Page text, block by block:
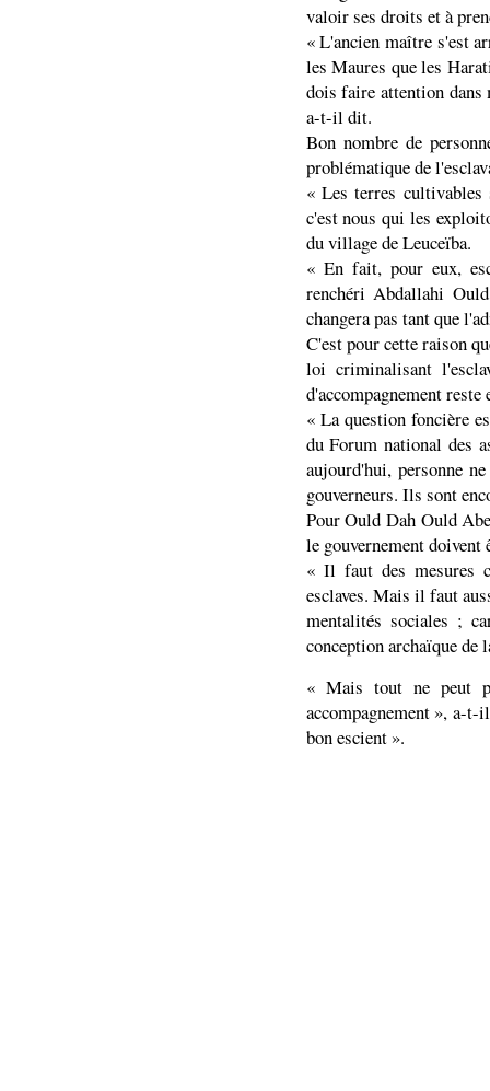
valoir ses droits et à
« L'ancien maître s'est
les Maures que les
dois faire attention
a-t-il dit.
Bon nombre de
problématique de
« Les terres cultivables
c'est nous qui les
du village de Leuceïba.
« En fait, pour eux,
renchéri Abdallahi
changera pas tant que
C'est pour cette raison
loi criminalisant
d'accompagnement reste
« La question foncière
du Forum national des
aujourd'hui, personne
gouverneurs. Ils sont
Pour Ould Dah Ould
le gouvernement doivent
« Il faut des mesures
esclaves. Mais il faut
mentalités sociales ;
conception archaïque
« Mais tout ne peut
accompagnement », a-
bon escient ».